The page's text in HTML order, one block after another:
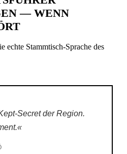
— WENN
echte Stammtisch-Sprache des
Secret der Region.